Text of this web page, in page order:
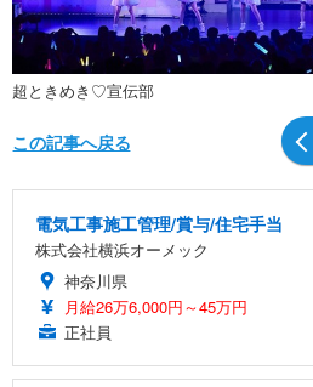
超ときめき♡宣伝部
この記事へ戻る
電気工事施工管理/賞与/住宅手当
株式会社横浜オーメック
神奈川県
月給26万6,000円～45万円
正社員